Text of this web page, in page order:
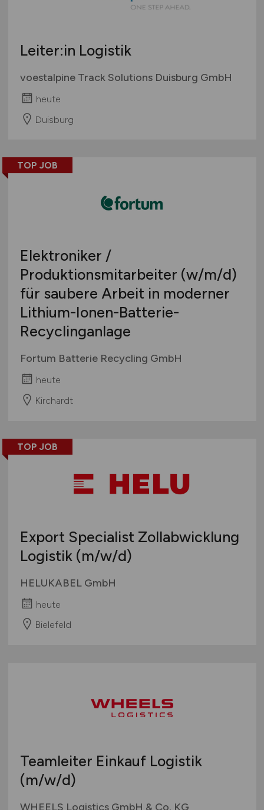
Leiter:in Logistik
voestalpine Track Solutions Duisburg GmbH
heute
Duisburg
TOP JOB
Elektroniker /
Produktionsmitarbeiter (w/m/d)
für saubere Arbeit in moderner
Lithium-Ionen-Batterie-
Recyclinganlage
Fortum Batterie Recycling GmbH
heute
Kirchardt
TOP JOB
Export Specialist Zollabwicklung
Logistik (m/w/d)
HELUKABEL GmbH
heute
Bielefeld
Teamleiter Einkauf Logistik
(m/w/d)
WHEELS Logistics GmbH & Co. KG